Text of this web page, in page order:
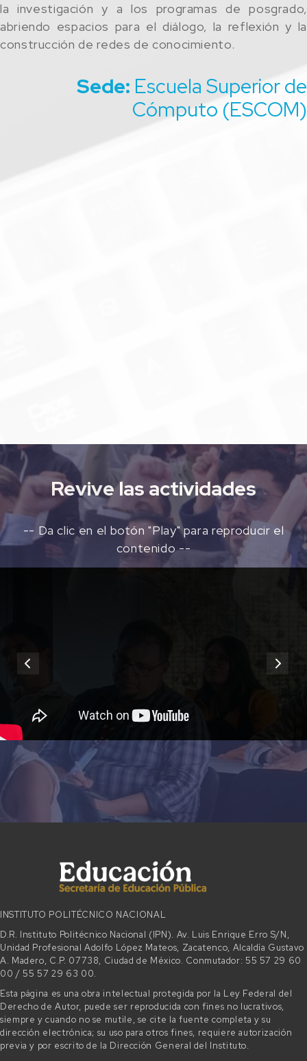
la investigación y a los programas de posgrado,
abriendo espacios para el diálogo, la reflexión y la
construcción de redes de conocimiento.
Sede: Escuela Superior de
Cómputo (ESCOM)
Revive las actividades
-- Da clic en el botón "Play" para reproducir el
contenido --
INSTITUTO POLITÉCNICO NACIONAL
D.R. Instituto Politécnico Nacional (IPN). Av. Luis Enrique Erro S/N,
Unidad Profesional Adolfo López Mateos, Zacatenco, Alcaldía Gustavo
A. Madero, C.P. 07738, Ciudad de México. Conmutador: 55 57 29 60
00 / 55 57 29 63 00.
Esta página es una obra intelectual protegida por la Ley Federal del
Derecho de Autor, puede ser reproducida con fines no lucrativos,
siempre y cuando no se mutile, se cite la fuente completa y su
dirección electrónica; su uso para otros fines, requiere autorización
previa y por escrito de la Dirección General del Instituto.